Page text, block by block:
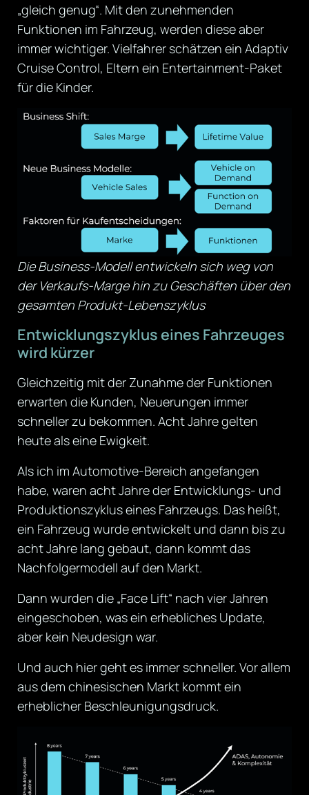
„gleich genug“. Mit den zunehmenden
Funktionen im Fahrzeug, werden diese aber
immer wichtiger. Vielfahrer schätzen ein Adaptiv
Cruise Control, Eltern ein Entertainment-Paket
für die Kinder.
Die Business-Modell entwickeln sich weg von
der Verkaufs-Marge hin zu Geschäften über den
gesamten Produkt-Lebenszyklus
Entwicklungszyklus eines Fahrzeuges
wird kürzer
Gleichzeitig mit der Zunahme der Funktionen
erwarten die Kunden, Neuerungen immer
schneller zu bekommen. Acht Jahre gelten
heute als eine Ewigkeit.
Als ich im Automotive-Bereich angefangen
habe, waren acht Jahre der Entwicklungs- und
Produktionszyklus eines Fahrzeugs. Das heißt,
ein Fahrzeug wurde entwickelt und dann bis zu
acht Jahre lang gebaut, dann kommt das
Nachfolgermodell auf den Markt.
Dann wurden die „Face Lift“ nach vier Jahren
eingeschoben, was ein erhebliches Update,
aber kein Neudesign war.
Und auch hier geht es immer schneller. Vor allem
aus dem chinesischen Markt kommt ein
erheblicher Beschleunigungsdruck.